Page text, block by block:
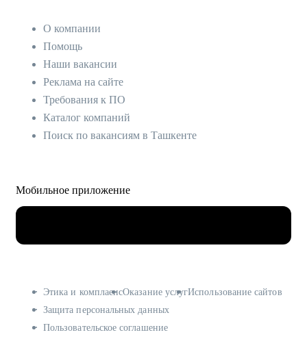
О компании
Помощь
Наши вакансии
Реклама на сайте
Требования к ПО
Каталог компаний
Поиск по вакансиям в Ташкенте
Мобильное приложение
Этика и комплаенсОказание услугИспользование сайтов
Защита персональных данных
Пользовательское соглашение